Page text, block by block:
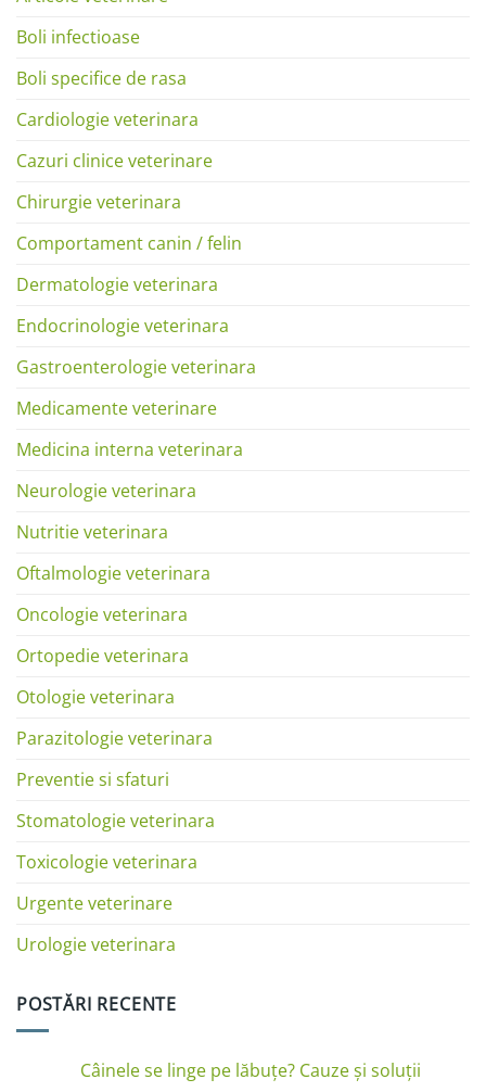
Boli infectioase
Boli specifice de rasa
Cardiologie veterinara
Cazuri clinice veterinare
Chirurgie veterinara
Comportament canin / felin
Dermatologie veterinara
Endocrinologie veterinara
Gastroenterologie veterinara
Medicamente veterinare
Medicina interna veterinara
Neurologie veterinara
Nutritie veterinara
Oftalmologie veterinara
Oncologie veterinara
Ortopedie veterinara
Otologie veterinara
Parazitologie veterinara
Preventie si sfaturi
Stomatologie veterinara
Toxicologie veterinara
Urgente veterinare
Urologie veterinara
POSTĂRI RECENTE
Câinele se linge pe lăbuțe? Cauze și soluții